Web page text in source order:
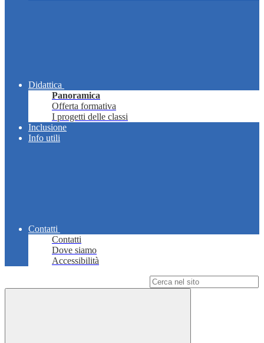
Didattica
Panoramica
Offerta formativa
I progetti delle classi
Inclusione
Info utili
Contatti
Contatti
Dove siamo
Accessibilità